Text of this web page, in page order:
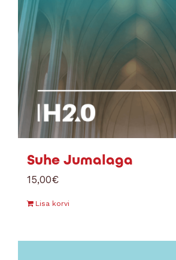
Suhe Jumalaga
15,00€
Lisa korvi